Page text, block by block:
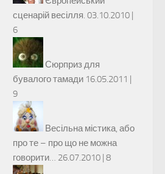
сценарій весілля. 03.10.2010 |
6
Сюрприз для
бувалого тамади 16.05.2011 |
9
Весільна містика, або
про те – про що не можна
говорити… 26.07.2010 | 8